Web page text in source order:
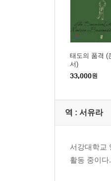
태도의 품격 (
서)
33,000원
역 : 서유라
서강대학교
활동 중이다.